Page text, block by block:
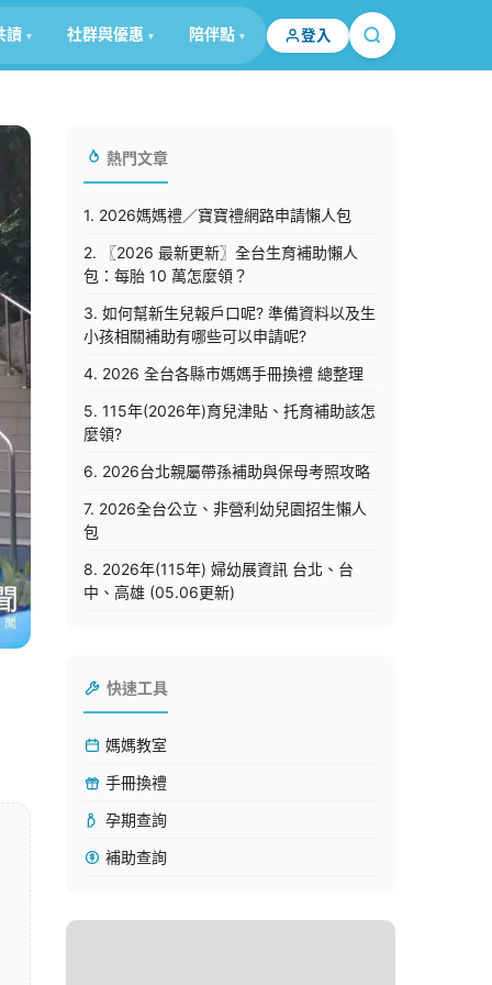
讀 社群與優惠 陪伴點 登入
熱門文章
1. 2026媽媽禮／寶寶禮網路申請懶人包
2. 〖2026 最新更新〗全台生育補助懶人
包：每胎 10 萬怎麼領？
3. 如何幫新生兒報戶口呢? 準備資料以及生
小孩相關補助有哪些可以申請呢?
4. 2026 全台各縣市媽媽手冊換禮 總整理
5. 115年(2026年)育兒津貼、托育補助該怎
麼領?
6. 2026台北親屬帶孫補助與保母考照攻略
7. 2026全台公立、非營利幼兒園招生懶人
包
8. 2026年(115年) 婦幼展資訊 台北、台
中、高雄 (05.06更新)
快速工具
媽媽教室
手冊換禮
孕期查詢
補助查詢